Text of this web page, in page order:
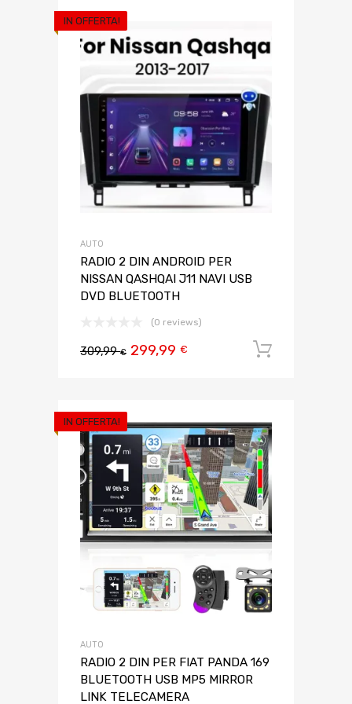
IN OFFERTA!
AUTO
RADIO 2 DIN ANDROID PER
NISSAN QASHQAI J11 NAVI USB
DVD BLUETOOTH
(0 reviews)
309,99€ 299,99 €
IN OFFERTA!
AUTO
RADIO 2 DIN PER FIAT PANDA 169
BLUETOOTH USB MP5 MIRROR
LINK TELECAMERA